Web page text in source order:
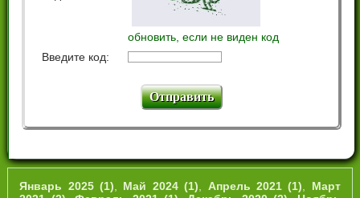
обновить, если не виден код
Введите код:
Январь 2025 (1) Май 2024 (1) Апрель 2021 (1)
Март